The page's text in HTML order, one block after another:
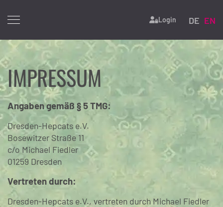
Login Select
DE EN
IMPRESSUM
Angaben gemäß § 5 TMG:
Dresden-Hepcats e.V.
Bosewitzer Straße 11
c/o Michael Fiedler
01259 Dresden
Vertreten durch:
Dresden-Hepcats e.V., vertreten durch Michael Fiedler